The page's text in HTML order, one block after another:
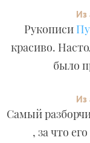
Из
Рукописи
красиво.
было
Из
Самый
, за что